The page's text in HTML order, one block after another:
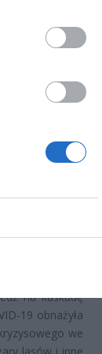
to dopiero
mln zł.
na kaskadę
19 obnażyła
we